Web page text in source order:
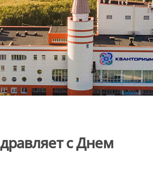
с Днем